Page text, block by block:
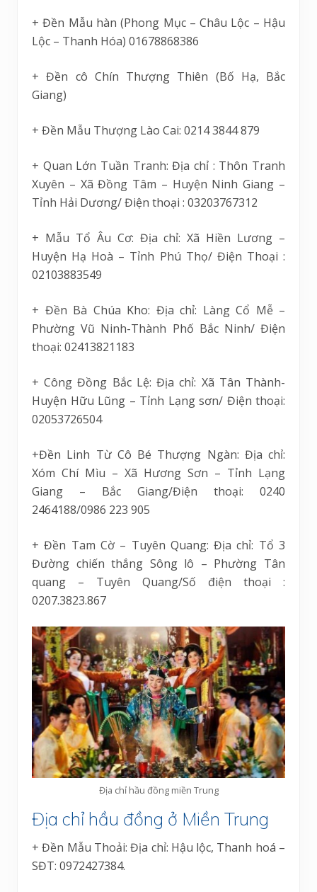
+ Đền Mẫu hàn (Phong Mục – Châu Lộc – Hậu
Lộc – Thanh Hóa) 01678868386
+ Đền cô Chín Thượng Thiên (Bố Hạ, Bắc
Giang)
+ Đền Mẫu Thượng Lào Cai: 0214 3844 879
+ Quan Lớn Tuần Tranh: Địa chỉ : Thôn Tranh
Xuyên – Xã Đồng Tâm – Huyện Ninh Giang –
Tỉnh Hải Dương/ Điện thoại : 03203767312
+ Mẫu Tổ Âu Cơ: Địa chỉ: Xã Hiền Lương –
Huyện Hạ Hoà – Tỉnh Phú Thọ/ Điện Thoại :
02103883549
+ Đền Bà Chúa Kho: Địa chỉ: Làng Cổ Mễ –
Phường Vũ Ninh-Thành Phố Bắc Ninh/ Điện
thoại: 02413821183
+ Công Đồng Bắc Lệ: Địa chỉ: Xã Tân Thành-
Huyện Hữu Lũng – Tỉnh Lạng sơn/ Điện thoại:
02053726504
+Đền Linh Từ Cô Bé Thượng Ngàn: Địa chỉ:
Xóm Chí Mìu – Xã Hương Sơn – Tỉnh Lạng
Giang – Bắc Giang/Điện thoại: 0240
2464188/0986 223 905
+ Đền Tam Cờ – Tuyên Quang: Địa chỉ: Tổ 3
Đường chiến thắng Sông lô – Phường Tân
quang – Tuyên Quang/Số điện thoại :
0207.3823.867
Địa chỉ hầu đồng miền Trung
Địa chỉ hầu đồng ở Miền Trung
+ Đền Mẫu Thoải: Địa chỉ: Hậu lộc, Thanh hoá –
SĐT: 0972427384.